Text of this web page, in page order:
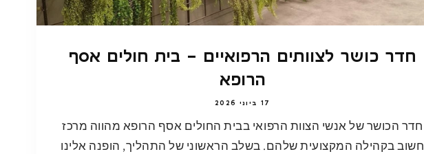
חדר כושר לצוותים הרפואיים – בית חולים אסף
הרופא
17 ביוני 2026
חדר הכושר של אנשי הצוות הרפואי בבית החולים אסף הרופא מהווה מרכז
חשוב בקהילה המקצועית שלהם. בשלב הראשוני של התהליך, הופנה אלינו